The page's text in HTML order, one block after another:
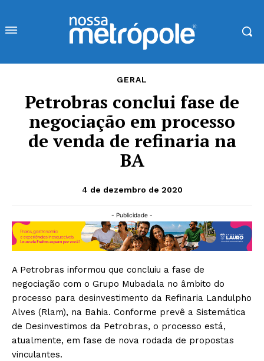
GERAL
Petrobras conclui fase de
negociação em processo
de venda de refinaria na
BA
4 de dezembro de 2020
- Publicidade -
A Petrobras informou que concluiu a fase de
negociação com o Grupo Mubadala no âmbito do
processo para desinvestimento da Refinaria Landulpho
Alves (Rlam), na Bahia. Conforme prevê a Sistemática
de Desinvestimos da Petrobras, o processo está,
atualmente, em fase de nova rodada de propostas
vinculantes.